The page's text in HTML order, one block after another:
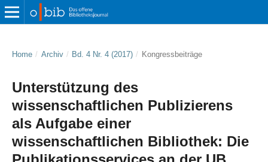
Home / Archiv / Bd. 4 Nr. 4 (2017) / Kongressbeiträge
Unterstützung des
wissenschaftlichen Publizierens
als Aufgabe einer
wissenschaftlichen Bibliothek: Die